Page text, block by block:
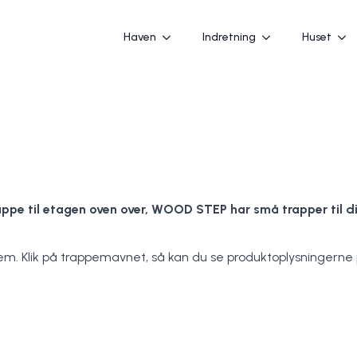
Haven Indretning Huset
til etagen oven over, WOOD STEP har små trapper til
Klik på trappemavnet, så kan du se produktoplysningerne